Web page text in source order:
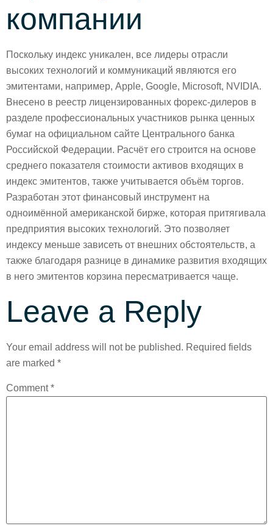
компании
Поскольку индекс уникален, все лидеры отрасли
высоких технологий и коммуникаций являются его
эмитентами, например, Apple, Google, Microsoft, NVIDIA.
Внесено в реестр лицензированных форекс-дилеров в
разделе профессиональных участников рынка ценных
бумаг на официальном сайте Центрального банка
Российской Федерации. Расчёт его строится на основе
среднего показателя стоимости активов входящих в
индекс эмитентов, также учитывается объём торгов.
Разработан этот финансовый инструмент на
одноимённой американской бирже, которая притягивала
предприятия высоких технологий. Это позволяет
индексу меньше зависеть от внешних обстоятельств, а
также благодаря разнице в динамике развития входящих
в него эмитентов корзина пересматривается чаще.
Leave a Reply
Your email address will not be published. Required fields
are marked *
Comment*